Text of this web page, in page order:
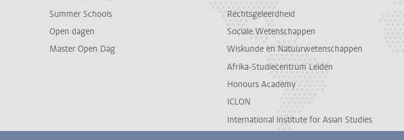
Summer Schools
Open dagen
Master Open Dag
Rechtsgeleerdheid
Sociale Wetenschappen
Wiskunde en Natuurwetenschappen
Afrika-Studiecentrum Leiden
Honours Academy
ICLON
International Institute for Asian Studies